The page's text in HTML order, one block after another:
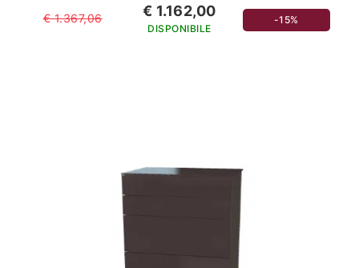
€ 1.367,06 € 1.162,00
DISPONIBILE
-15%